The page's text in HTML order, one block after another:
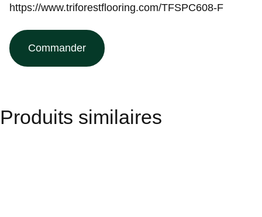
https://www.triforestflooring.com/TFSPC608-F
Commander
Produits similaires